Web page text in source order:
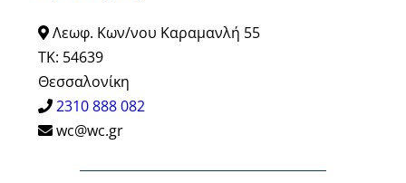
Λεωφ. Κων/νου Καραμανλή 55
ΤΚ: 54639
Θεσσαλονίκη
2310 888 082
wc@wc.gr